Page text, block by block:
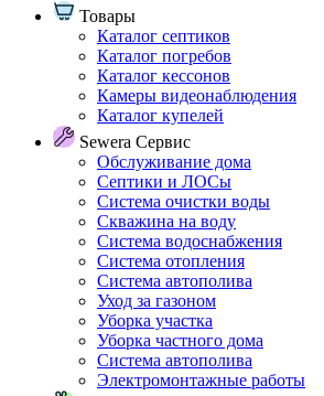
Товары
Каталог септиков
Каталог погребов
Каталог кессонов
Камеры видеонаблюдения
Каталог купелей
Sewera Сервис
Обслуживание дома
Септики и ЛОСы
Система очистки воды
Скважина на воду
Система водоснабжения
Система отопления
Система автополива
Уход за газоном
Уборка участка
Уборка частного дома
Система автополива
Электромонтажные работы